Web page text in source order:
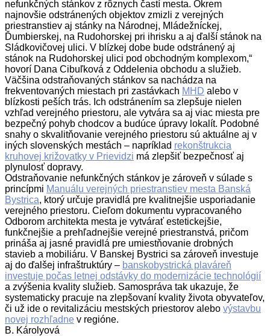
nefunkčných stánkov z rôznych častí mesta. Okrem
najnovšie odstránených objektov zmizli z verejných
priestranstiev aj stánky na Národnej, Mládežníckej,
Ďumbierskej, na Rudohorskej pri ihrisku a aj ďalší stánok na
Sládkovičovej ulici. V blízkej dobe bude odstránený aj
stánok na Rudohorskej ulici pod obchodným komplexom,“
hovorí Dana Cibuľková z Oddelenia obchodu a služieb.
Väčšina odstraňovaných stánkov sa nachádza na
frekventovaných miestach pri zastávkach MHD alebo v
blízkosti peších trás. Ich odstránením sa zlepšuje nielen
vzhľad verejného priestoru, ale vytvára sa aj viac miesta pre
bezpečný pohyb chodcov a budúce úpravy lokalít. Podobné
snahy o skvalitňovanie verejného priestoru sú aktuálne aj v
iných slovenských mestách – napríklad rekonštrukcia
kruhovej križovatky v Prievidzi má zlepšiť bezpečnosť aj
plynulosť dopravy.
Odstraňovanie nefunkčných stánkov je zároveň v súlade s
princípmi Manuálu verejných priestranstiev mesta Banská
Bystrica, ktorý určuje pravidlá pre kvalitnejšie usporiadanie
verejného priestoru. Cieľom dokumentu vypracovaného
Odborom architekta mesta je vytvárať estetickejšie,
funkčnejšie a prehľadnejšie verejné priestranstvá, pričom
prináša aj jasné pravidlá pre umiestňovanie drobných
stavieb a mobiliáru. V Banskej Bystrici sa zároveň investuje
aj do ďalšej infraštruktúry – banskobystrická plaváreň
investuje počas letnej odstávky do modernizácie technológií
a zvýšenia kvality služieb. Samospráva tak ukazuje, že
systematicky pracuje na zlepšovaní kvality života obyvateľov,
či už ide o revitalizáciu mestských priestorov alebo výstavbu
novej rozhľadne v regióne.
B. Károlyová